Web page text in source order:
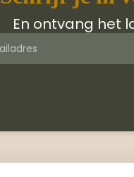
En ontvang het